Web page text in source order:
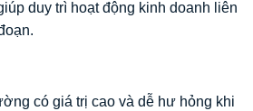
duy trì hoạt động kinh doanh liên
có giá trị cao và dễ hư hỏng khi